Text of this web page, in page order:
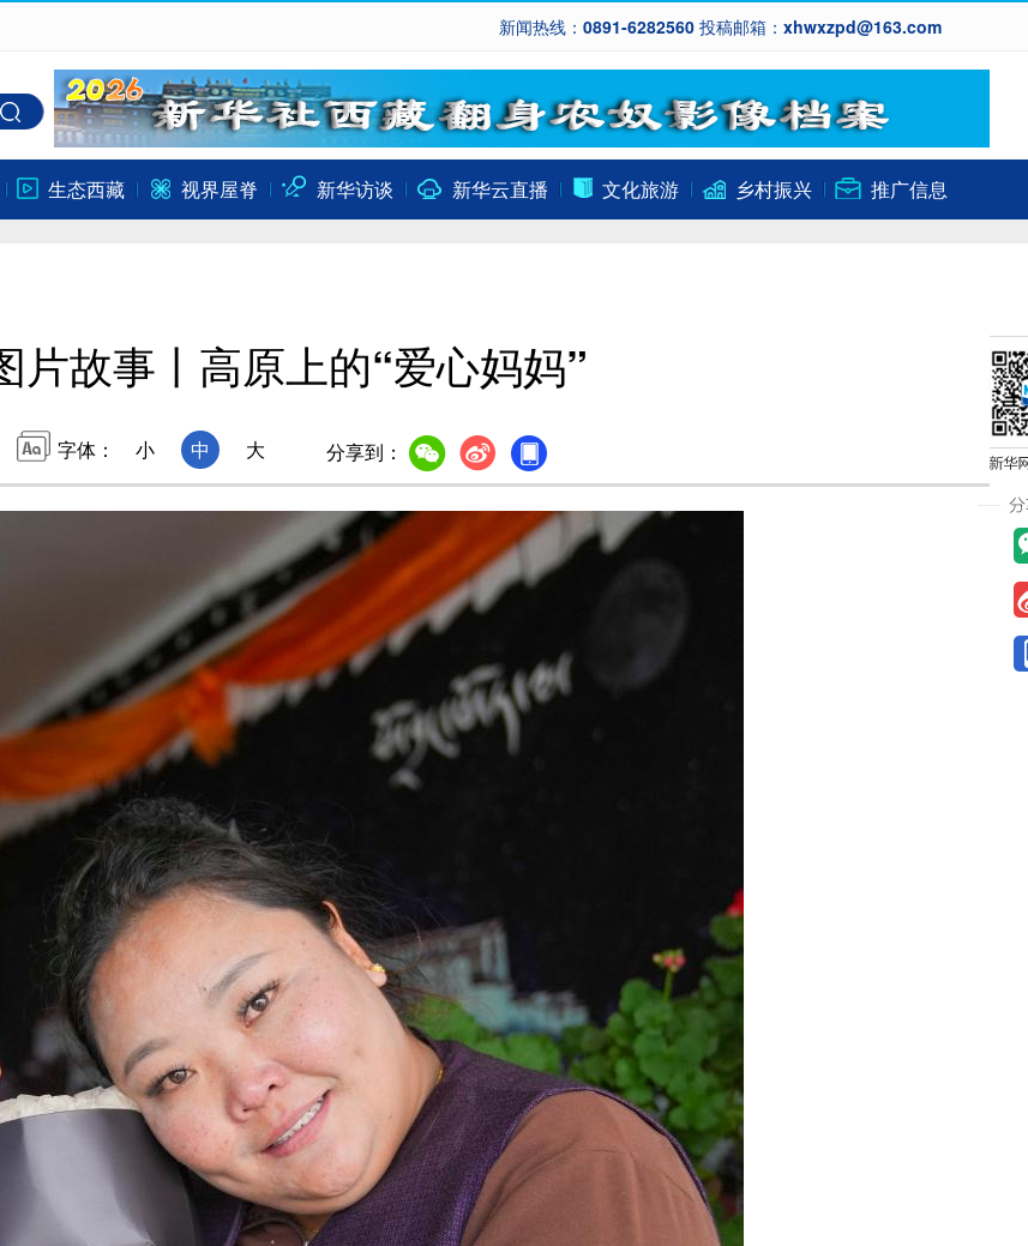
新闻热线：0891-6282560 投稿邮箱：xhwxzpd@163.com
生态西藏 视界屋脊 新华访谈 新华云直播 文化旅游 乡村振兴 推广信息
片故事丨高原上的“爱心妈妈”
字体： 小 中 大 分享到：